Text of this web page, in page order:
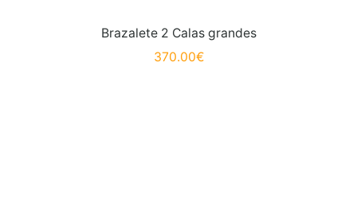
Brazalete 2 Calas grandes
370.00€